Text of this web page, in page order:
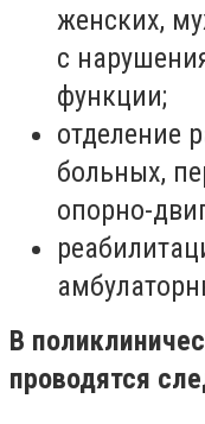
женских,
с
функции;
отделение
больных,
опорно-
В
проводятся